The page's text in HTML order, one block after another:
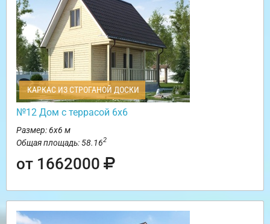
КАРКАС ИЗ СТРОГАНОЙ ДОСКИ
№12 Дом с террасой 6х6
Размер: 6х6 м
Общая площадь: 58.162
от 1662000